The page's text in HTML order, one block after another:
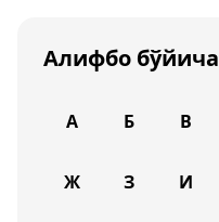
Алифбо бўйича
А Б В
Ж З И